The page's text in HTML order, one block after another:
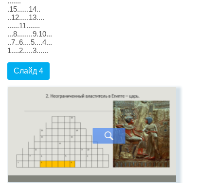
.15......14..
..12.....13....
......11.......
...8........9.10...
..7..6....5....4...
1....2.....3......
Слайд 4